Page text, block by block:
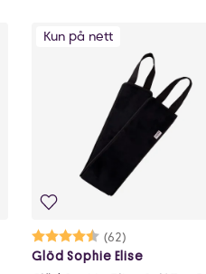
Kun på nett
Karakter:
(62)
4.7 av 5 mulige
Glöd Sophie Elise